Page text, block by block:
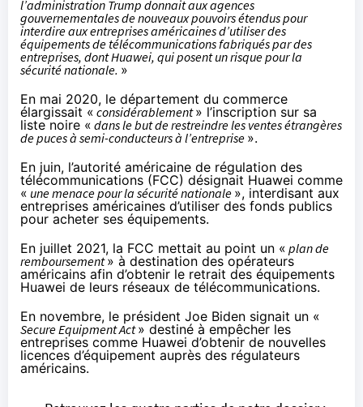
l’administration Trump donnait aux agences
gouvernementales de nouveaux pouvoirs étendus pour
interdire aux entreprises américaines d’utiliser des
équipements de télécommunications fabriqués par des
entreprises, dont Huawei, qui posent un risque pour la
sécurité nationale. »
En mai 2020, le département du commerce
élargissait « considérablement» l’inscription sur sa
liste noire « dans le but de restreindre les ventes étrangères
de puces à semi-conducteurs à l’entreprise ».
En juin, l’autorité américaine de régulation des
télécommunications (FCC) désignait Huawei comme
« une menace pour la sécurité nationale », interdisant aux
entreprises américaines d’utiliser des fonds publics
pour acheter ses équipements.
En juillet 2021, la FCC mettait au point un « plan de
remboursement» à destination des opérateurs
américains afin d’obtenir le retrait des équipements
Huawei de leurs réseaux de télécommunications.
En novembre, le président Joe Biden signait un «
Secure Equipment Act» destiné à empêcher les
entreprises comme Huawei d’obtenir de nouvelles
licences d’équipement auprès des régulateurs
américains.